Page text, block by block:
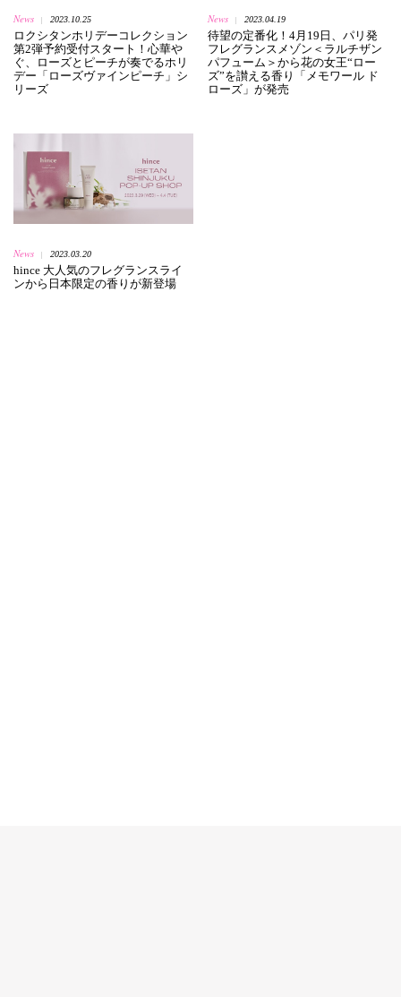
News | 2023.10.25
ロクシタンホリデーコレクション
第2弾予約受付スタート！心華や
ぐ、ローズとピーチが奏でるホリ
デー「ローズヴァインピーチ」シ
リーズ
News | 2023.04.19
待望の定番化！4月19日、パリ発
フレグランスメゾン＜ラルチザン
パフューム＞から花の女王“ロー
ズ”を讃える香り「メモワール ド
ローズ」が発売
News 2023.03.20
hince 大人気のフレグランスライ
ンから日本限定の香りが新登場